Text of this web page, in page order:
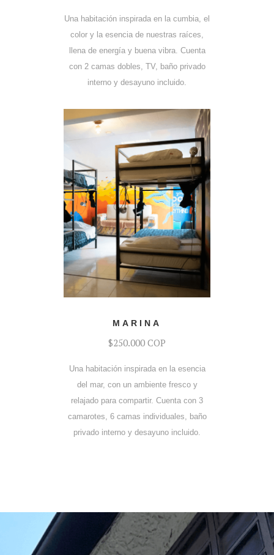
Una habitación inspirada en la cumbia, el
color y la esencia de nuestras raíces,
llena de energía y buena vibra. Cuenta
con 2 camas dobles, TV, baño privado
interno y desayuno incluido.
COTIZAR
MARINA
$250.000 COP
Una habitación inspirada en la esencia
del mar, con un ambiente fresco y
relajado para compartir. Cuenta con 3
camarotes, 6 camas individuales, baño
privado interno y desayuno incluido.